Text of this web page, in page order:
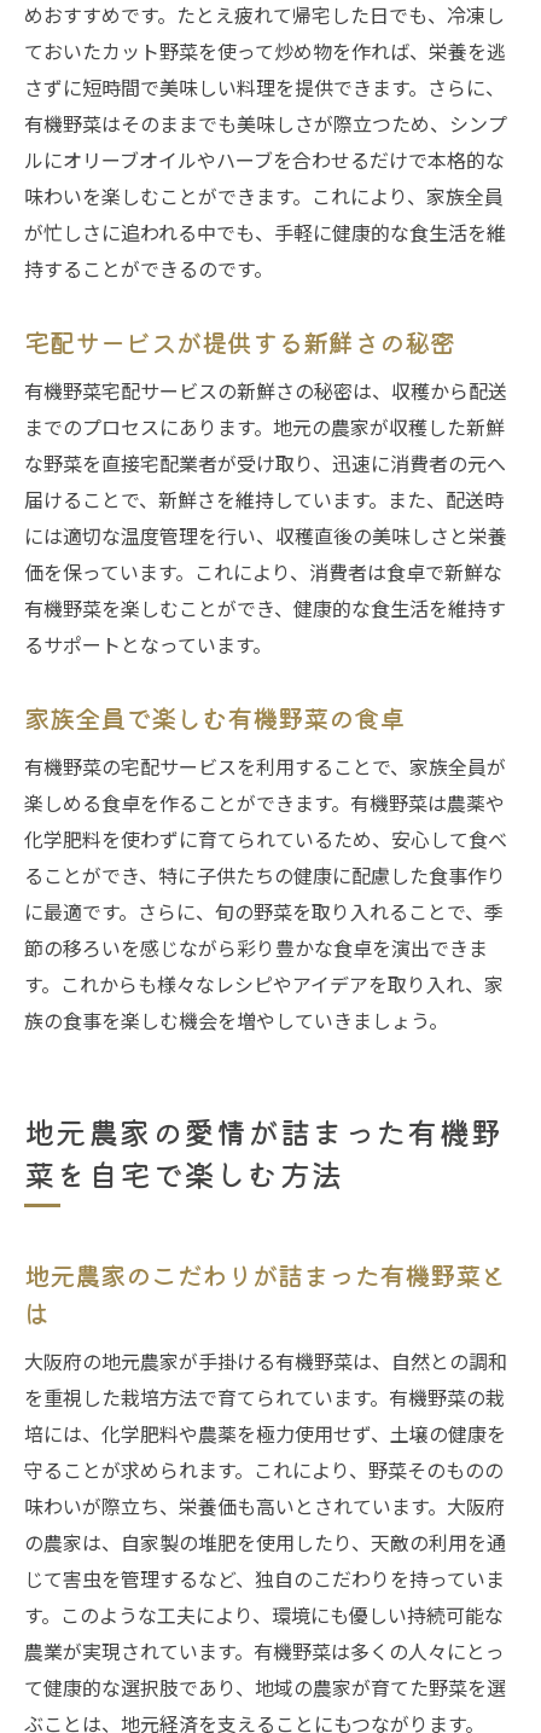
めおすすめです。たとえ疲れて帰宅した日でも、冷凍し
ておいたカット野菜を使って炒め物を作れば、栄養を逃
さずに短時間で美味しい料理を提供できます。さらに、
有機野菜はそのままでも美味しさが際立つため、シンプ
ルにオリーブオイルやハーブを合わせるだけで本格的な
味わいを楽しむことができます。これにより、家族全員
が忙しさに追われる中でも、手軽に健康的な食生活を維
持することができるのです。
宅配サービスが提供する新鮮さの秘密
有機野菜宅配サービスの新鮮さの秘密は、収穫から配送
までのプロセスにあります。地元の農家が収穫した新鮮
な野菜を直接宅配業者が受け取り、迅速に消費者の元へ
届けることで、新鮮さを維持しています。また、配送時
には適切な温度管理を行い、収穫直後の美味しさと栄養
価を保っています。これにより、消費者は食卓で新鮮な
有機野菜を楽しむことができ、健康的な食生活を維持す
るサポートとなっています。
家族全員で楽しむ有機野菜の食卓
有機野菜の宅配サービスを利用することで、家族全員が
楽しめる食卓を作ることができます。有機野菜は農薬や
化学肥料を使わずに育てられているため、安心して食べ
ることができ、特に子供たちの健康に配慮した食事作り
に最適です。さらに、旬の野菜を取り入れることで、季
節の移ろいを感じながら彩り豊かな食卓を演出できま
す。これからも様々なレシピやアイデアを取り入れ、家
族の食事を楽しむ機会を増やしていきましょう。
地元農家の愛情が詰まった有機野
菜を自宅で楽しむ方法
地元農家のこだわりが詰まった有機野菜と
は
大阪府の地元農家が手掛ける有機野菜は、自然との調和
を重視した栽培方法で育てられています。有機野菜の栽
培には、化学肥料や農薬を極力使用せず、土壌の健康を
守ることが求められます。これにより、野菜そのものの
味わいが際立ち、栄養価も高いとされています。大阪府
の農家は、自家製の堆肥を使用したり、天敵の利用を通
じて害虫を管理するなど、独自のこだわりを持っていま
す。このような工夫により、環境にも優しい持続可能な
農業が実現されています。有機野菜は多くの人々にとっ
て健康的な選択肢であり、地域の農家が育てた野菜を選
ぶことは、地元経済を支えることにもつながります。